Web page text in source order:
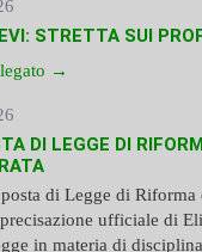
STRETTA SUI
→
DI LEGGE DI
di Legge di
ufficiale di
in materia di